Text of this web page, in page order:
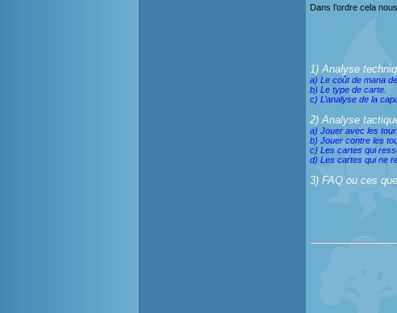
Dans l’ordre cela
1) Analyse
a) Le coût de mana de
b) Le type de carte.
c) L’analyse de la
2) Analyse
a) Jouer avec les
b) Jouer contre les
c) Les cartes qui
d) Les cartes qui ne
3) FAQ ou ces